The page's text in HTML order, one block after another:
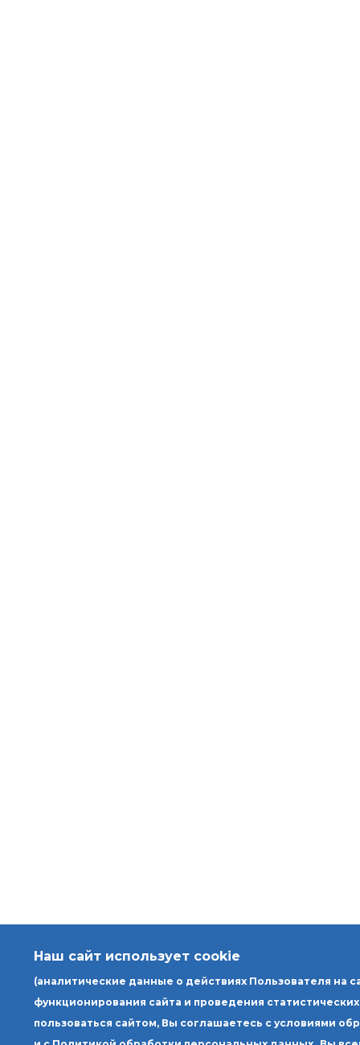
Наш сайт использует cookie
(аналитические данные о действиях Пользователя на
функционирования сайта и проведения
пользоваться сайтом, Вы соглашаетесь с условиями